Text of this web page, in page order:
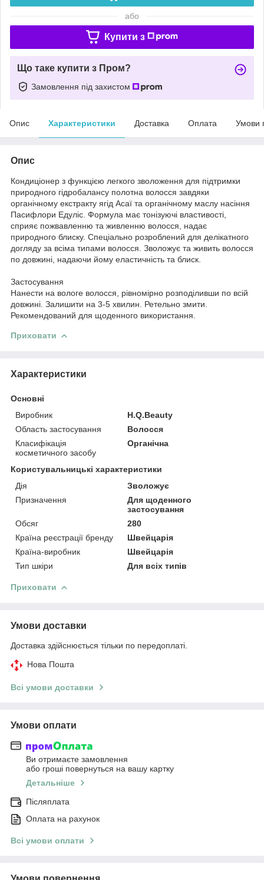
або
Купити з
Що таке купити з Пром?
Замовлення під захистом
Опис Характеристики Доставка Оплата Умови
Опис
Кондиціонер з функцією легкого зволоження для підтримки
природного гідробалансу полотна волосся завдяки
органічному екстракту ягід Асаї та органічному маслу насіння
Пасифлори Едуліс. Формула має тонізуючі властивості,
сприяє пожвавленню та живленню волосся, надає
природного блиску. Спеціально розроблений для делікатного
догляду за всіма типами волосся. Зволожує та живить волосся
по довжині, надаючи йому еластичність та блиск.
Застосування
Нанести на вологе волосся, рівномірно розподіливши по всій
довжині. Залишити на 3-5 хвилин. Ретельно змити.
Рекомендований для щоденного використання.
Приховати
Характеристики
Основні
Виробник
H.Q.Beauty
Область застосування
Волосся
Класифікація
косметичного засобу
Органічна
Користувальницькі характеристики
Дія
Зволожує
Призначення
Для щоденного
застосування
Обсяг
280
Країна реєстрації бренду
Швейцарія
Країна-виробник
Швейцарія
Тип шкіри
Для всіх типів
Приховати
Умови доставки
Доставка здійснюється тільки по передоплаті.
Нова Пошта
Всі умови доставки
Умови оплати
Ви отримаєте замовлення
або гроші повернуться на вашу картку
Детальніше
Післяплата
Оплата на рахунок
Всі умови оплати